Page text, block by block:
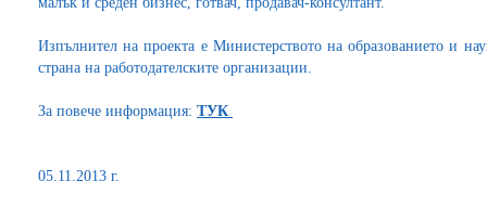
Изпълнител на проекта е Министерството на образованието и
страна на работодателските организации.
За повече информация: ТУК
05.11.2013 г.